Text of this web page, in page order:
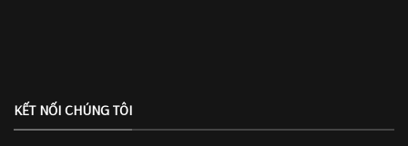
KẾT NỐI CHÚNG TÔI